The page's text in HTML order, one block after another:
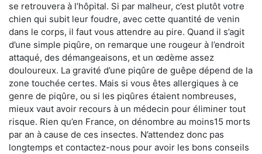
se retrouvera à l’hôpital. Si par malheur, c’est plutôt votre
chien qui subit leur foudre, avec cette quantité de venin
dans le corps, il faut vous attendre au pire. Quand il s’agit
d’une simple piqûre, on remarque une rougeur à l’endroit
attaqué, des démangeaisons, et un œdème assez
douloureux. La gravité d’une piqûre de guêpe dépend de la
zone touchée certes. Mais si vous êtes allergiques à ce
genre de piqûre, ou si les piqûres étaient nombreuses,
mieux vaut avoir recours à un médecin pour éliminer tout
risque. Rien qu’en France, on dénombre au moins15 morts
par an à cause de ces insectes. N’attendez donc pas
longtemps et contactez-nous pour avoir les bons conseils